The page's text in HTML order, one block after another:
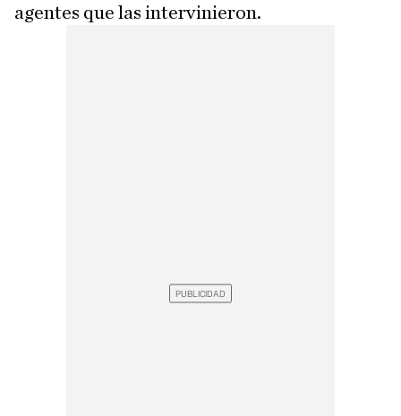
agentes que las intervinieron.